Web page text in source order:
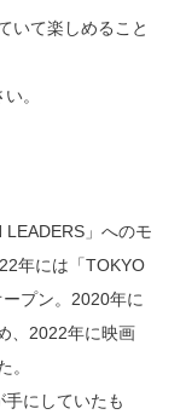
いて楽しめること
。
LEADERS」へのモ
年には「TOKYO
プン。2020年に
、2022年に映画
。
にしていたも